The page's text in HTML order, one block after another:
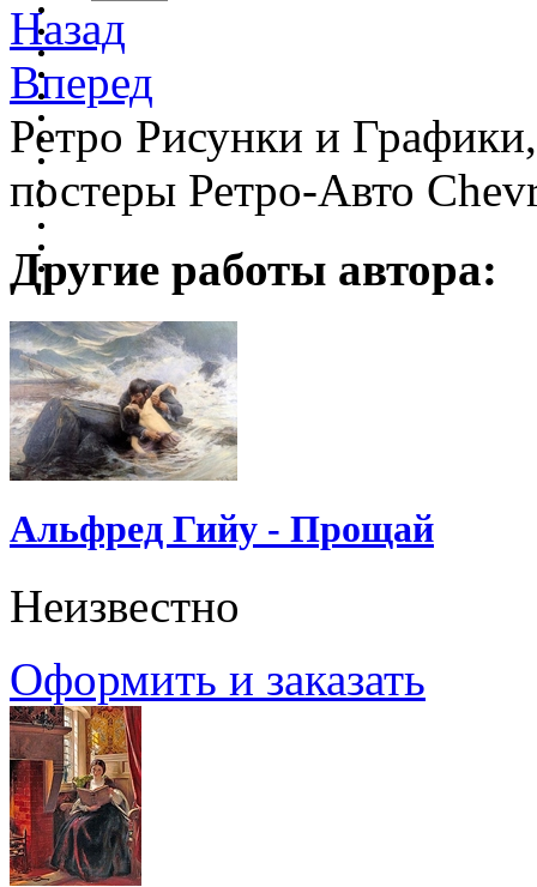
Назад
Вперед
Ретро Рисунки и
постеры Ретро-Авто
Другие работы автора:
Альфред Гийу - Прощай
Неизвестно
Оформить и заказать